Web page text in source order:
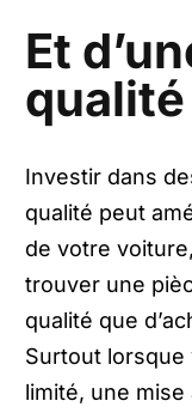
Et
qualité
Investir dans
qualité peut
de votre
trouver une
qualité que
Surtout lorsque
limité, une